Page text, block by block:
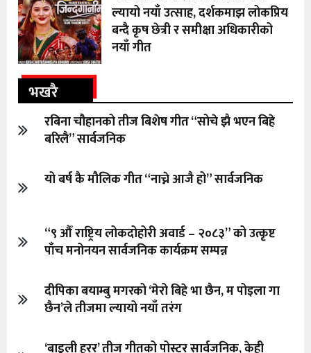
ल्यायो नयाँ उत्साह, दर्शकमाझ लोकप्रिय
बन्दै कृष छेत्री र समीक्षा अधिकारीको
नयाँ गीत
भखरै
रबिना चौहानको तीज बिशेष गीत “सोचे झै भएन बिहे
बरिलै” सार्वजनिक
यो बर्ष कै मौलिक गीत “नाच्ने आजै हो” सार्वजनिक
“९ औँ राष्ट्रिय लोकदोहोरी अवार्ड – २०८३” को उत्कृष्ट
पाँच मनोनयन सार्वजनिक कार्यक्रम सम्पन्न
दीपिका बयाम्बु मगरको ‘मेरो बिहे भा छैन, म पोइला गा
छैन’ले तीजमा ल्यायो नयाँ तरंग
‘बाडुली हरर’ तीज गीतको पोस्टर सार्वजनिक, केही